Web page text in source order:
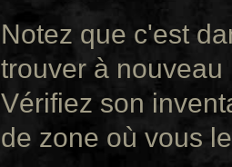
Notez que c'est
trouver à
Vérifiez son
de zone où vous